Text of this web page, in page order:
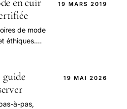
de mode
éthiques.
19 MARS 2019
à-pas,
19 MAI 2026